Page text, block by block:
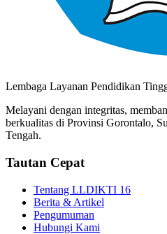
Lembaga Layanan Pendidikan
Melayani dengan integritas,
berkualitas di Provinsi Gorontalo,
Tengah.
Tautan Cepat
Tentang LLDIKTI 16
Berita & Artikel
Pengumuman
Hubungi Kami